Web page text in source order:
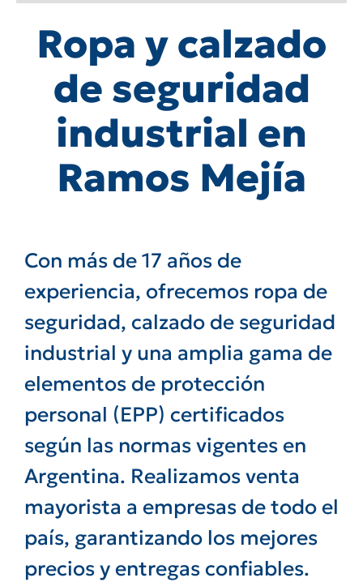
Ropa y calzado
de seguridad
industrial en
Ramos Mejía
Con más de 17 años de
experiencia, ofrecemos ropa de
seguridad, calzado de seguridad
industrial y una amplia gama de
elementos de protección
personal (EPP) certificados
según las normas vigentes en
Argentina. Realizamos venta
mayorista a empresas de todo el
país, garantizando los mejores
precios y entregas confiables.